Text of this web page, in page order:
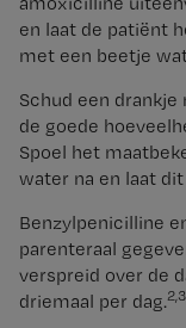
en laat de patiënt
met een beetje
Schud een
de goede
Spoel het
water na en laat
Benzylpenicilline
parenteraal
verspreid over de
driemaal per dag.2,3